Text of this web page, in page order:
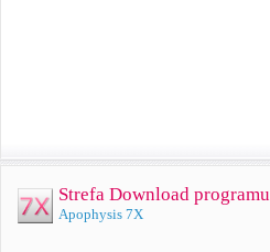
Strefa Download programu
Apophysis 7X